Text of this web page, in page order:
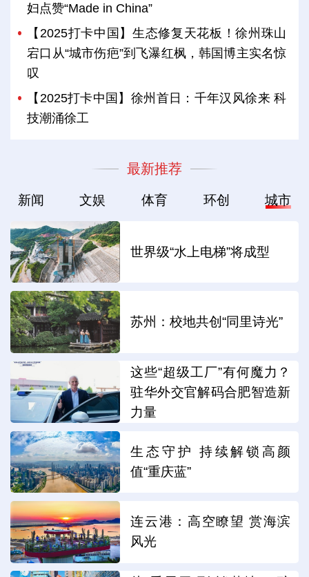
妇点赞“Made in China”
【2025打卡中国】生态修复天花板！徐州珠山
宕口从“城市伤疤”到飞瀑红枫，韩国博主实名惊
叹
【2025打卡中国】徐州首日：千年汉风徐来 科
技潮涌徐工
最新推荐
新闻 文娱 体育 环创 城市
世界级“水上电梯”将成型
苏州：校地共创“同里诗光”
这些“超级工厂”有何魔力？
驻华外交官解码合肥智造新
力量
生态守护 持续解锁高颜
值“重庆蓝”
连云港：高空瞭望 赏海滨
风光